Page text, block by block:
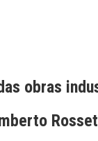
obras